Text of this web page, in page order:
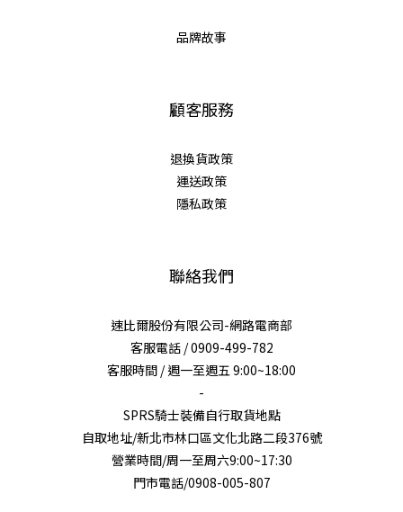
品牌故事
顧客服務
退換貨政策
運送政策
隱私政策
聯絡我們
速比爾股份有限公司-網路電商部
客服電話 / 0909-499-782
客服時間 / 週一至週五 9:00~18:00
-
SPRS騎士裝備自行取貨地點
自取地址/新北市林口區文化北路二段376號
營業時間/周一至周六9:00~17:30
門市電話/0908-005-807